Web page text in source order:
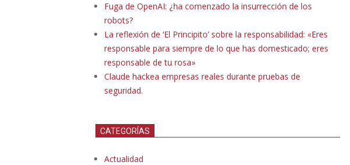
Fuga de OpenAI: ¿ha comenzado la insurrección de los
robots?
La reflexión de ‘El Principito’ sobre la responsabilidad: «Eres
responsable para siempre de lo que has domesticado; eres
responsable de tu rosa»
Claude hackea empresas reales durante pruebas de
seguridad.
CATEGORÍAS
Actualidad